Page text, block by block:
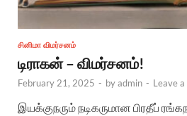
சினிமா விமர்சனம்
டிராகன் – விமர்சனம்!
February 21, 2025 - byadmin - Leave
இயக்குநரும் நடிகருமான பிரதீப்